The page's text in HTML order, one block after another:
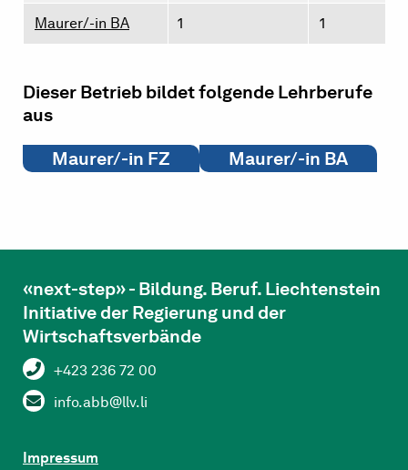
Maurer/-in BA 1 1
Dieser Betrieb bildet folgende Lehrberufe
aus
Maurer/-in FZ
Maurer/-in BA
«next-step» - Bildung. Beruf. Liechtenstein
Initiative der Regierung und der
Wirtschaftsverbände
+423 236 72 00
info.abb@llv.li
Impressum